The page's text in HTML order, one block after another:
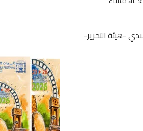
-هيئة التحرير-